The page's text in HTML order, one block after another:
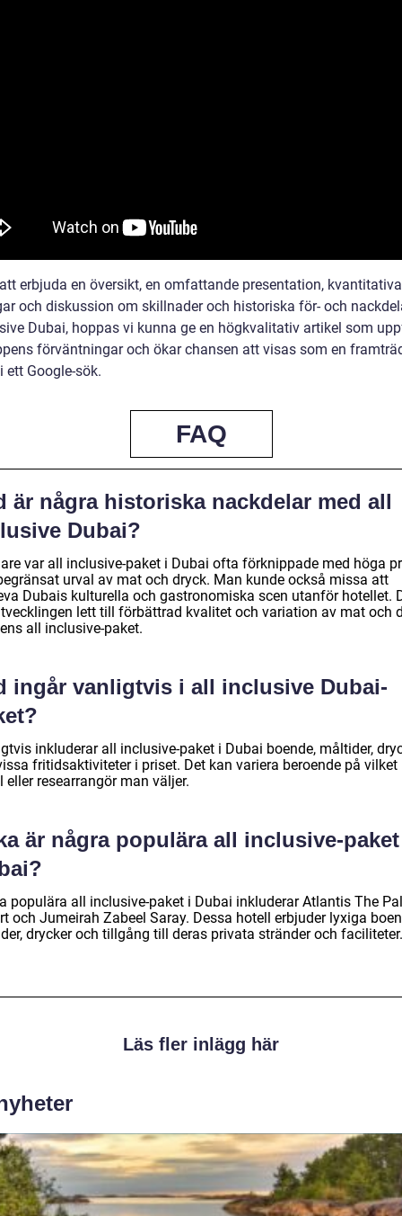
erbjuda en översikt, en omfattande presentation, kvantitativa
och diskussion om skillnader och historiska för- och
Dubai, hoppas vi kunna ge en högkvalitativ artikel som
förväntningar och ökar chansen att visas som en
ett Google-sök.
FAQ
är några historiska nackdelar med all
Dubai?
var all inclusive-paket i Dubai ofta förknippade med höga
urval av mat och dryck. Man kunde också missa att
Dubais kulturella och gastronomiska scen utanför hotellet.
lett till förbättrad kvalitet och variation av mat och
all inclusive-paket.
ingår vanligtvis i all inclusive Dubai-
inkluderar all inclusive-paket i Dubai boende, måltider,
fritidsaktiviteter i priset. Det kan variera beroende på vilket
eller researrangör man väljer.
är några populära all inclusive-
populära all inclusive-paket i Dubai inkluderar Atlantis The
och Jumeirah Zabeel Saray. Dessa hotell erbjuder lyxiga
drycker och tillgång till deras privata stränder och faciliteter.
Läs fler inlägg här